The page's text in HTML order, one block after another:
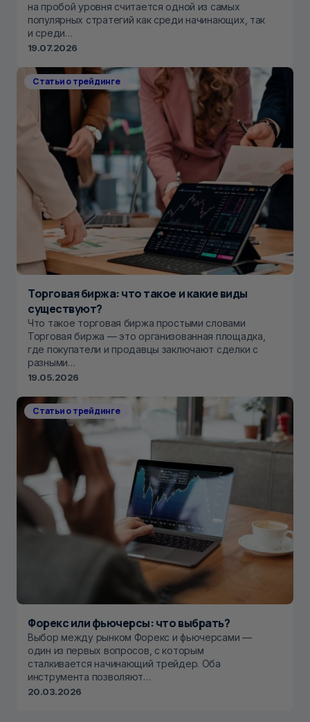
на пробой уровня считается одной из самых
популярных стратегий как среди начинающих, так
и среди…
19.07.2026
Статьи о трейдинге
Торговая биржа: что такое и какие виды
существуют?
Что такое торговая биржа простыми словами
Торговая биржа — это организованная площадка,
где покупатели и продавцы заключают сделки с
разными…
19.05.2026
Статьи о трейдинге
Форекс или фьючерсы: что выбрать?
Выбор между рынком Форекс и фьючерсами —
один из первых вопросов, с которым
сталкивается начинающий трейдер. Оба
инструмента позволяют…
20.03.2026